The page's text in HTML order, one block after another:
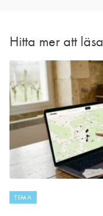
Hitta mer att läsa
TEMA